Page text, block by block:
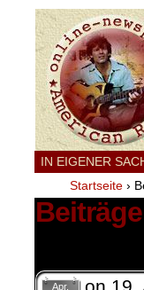
IN EIGENER
Startseite ›
Apr.